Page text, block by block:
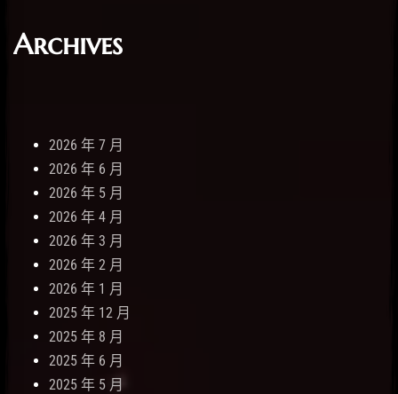
Archives
2026 年 7 月
2026 年 6 月
2026 年 5 月
2026 年 4 月
2026 年 3 月
2026 年 2 月
2026 年 1 月
2025 年 12 月
2025 年 8 月
2025 年 6 月
2025 年 5 月